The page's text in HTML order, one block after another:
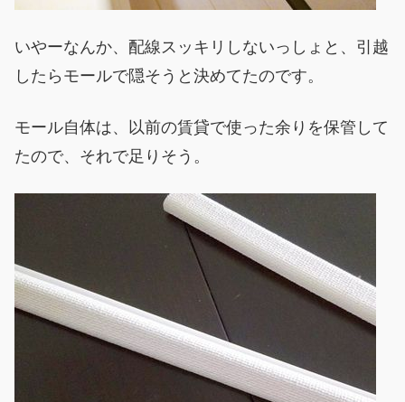
いやーなんか、配線スッキリしないっしょと、引越
したらモールで隠そうと決めてたのです。
モール自体は、以前の賃貸で使った余りを保管して
たので、それで足りそう。